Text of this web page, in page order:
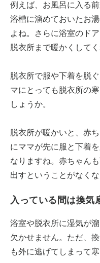
例えば、お風呂に入る
浴槽に溜めておいたお
よね。さらに浴室のド
脱衣所まで暖かくしてく
脱衣所で服や下着を脱
マにとっても脱衣所の
しょうか。
脱衣所が暖かいと、赤
にママが先に服と下着
なりますね。赤ちゃん
出すということがなくな
入っている間は換気
浴室や脱衣所に湿気が
欠かせません。ただ、
も外に逃げてしまって